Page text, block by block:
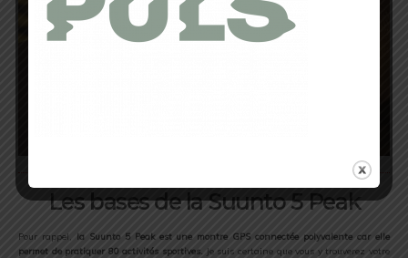
Les bases de la Suunto 5 Peak
Pour rappel, la Suunto 5 Peak est une montre GPS connectée polyvalente car elle
permet de pratiquer 80 activités sportives.
Je suis certaine que vous y trouverez votre